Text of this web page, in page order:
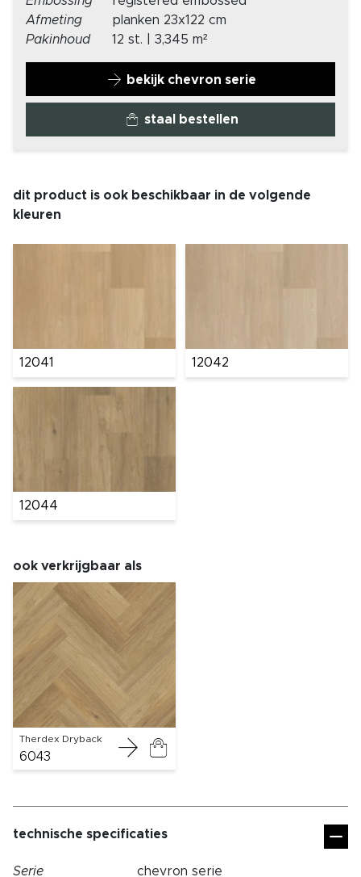
Afmeting
planken 23x122 cm
Pakinhoud
12 st. | 3,345 m²
bekijk chevron serie
staal bestellen
dit product is ook beschikbaar in de volgende
kleuren
12041 12042
12044
ook verkrijgbaar als
Therdex Dryback
6043
technische specificaties
Serie chevron serie